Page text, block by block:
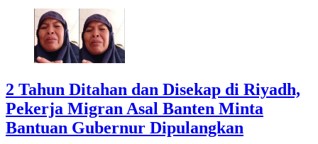
2 Tahun Ditahan dan Disekap di Riyadh,
Pekerja Migran Asal Banten Minta
Bantuan Gubernur Dipulangkan